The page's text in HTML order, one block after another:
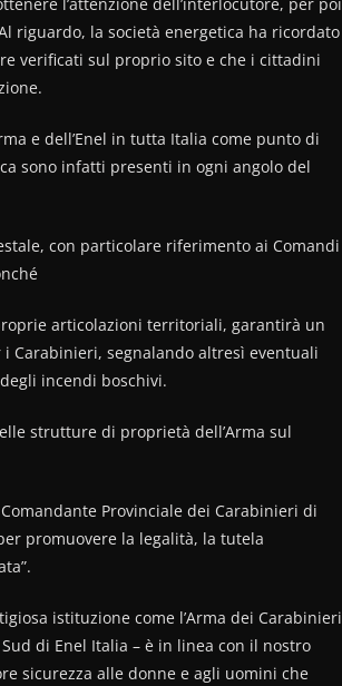
riguardo, la società energetica ha ricordato
verificati sul proprio sito e che i cittadini
e dell’Enel in tutta Italia come punto di
sono infatti presenti in ogni angolo del
con particolare riferimento ai Comandi
articolazioni territoriali, garantirà un
Carabinieri, segnalando altresì eventuali
incendi boschivi.
strutture di proprietà dell’Arma sul
Provinciale dei Carabinieri di
promuovere la legalità, la tutela
istituzione come l’Arma dei Carabinieri
di Enel Italia – è in linea con il nostro
sicurezza alle donne e agli uomini che